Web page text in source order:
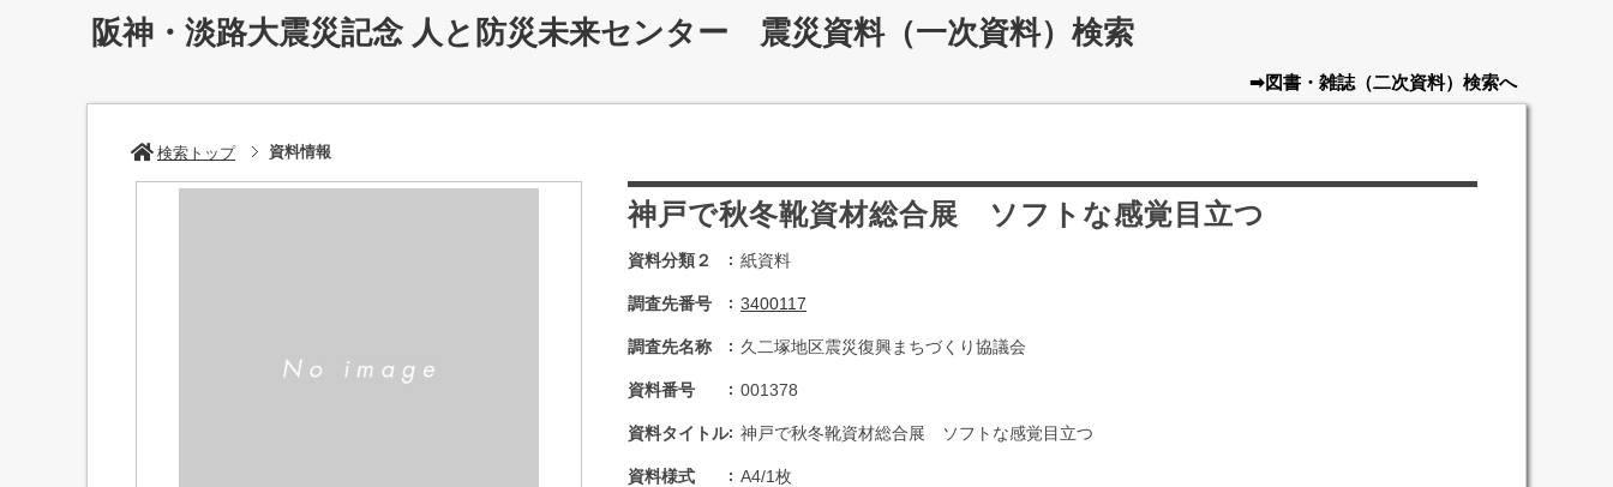
阪神・淡路大震災記念 人と防災未来センター 震災資料（一次資料）検索
➡図書・雑誌（二次資料） 検索へ
検索トップ 資料情報
神戸で秋冬靴資材総合展 ソフトな感覚目立つ
資料分類２ 紙資料
調査先番号 3400117
調査先名称 久二塚地区震災復興まちづくり協議会
資料番号 001378
資料タイトル 神戸で秋冬靴資材総合展 ソフトな感覚目立つ
資料様式 A4/1枚